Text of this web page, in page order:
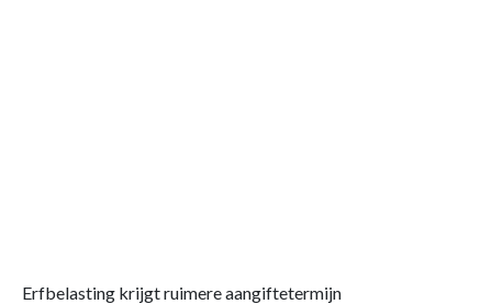
Erfbelasting krijgt ruimere aangiftetermijn